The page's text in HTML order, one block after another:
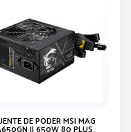
DE PODER MSI MAG
II 650W 80 PLUS